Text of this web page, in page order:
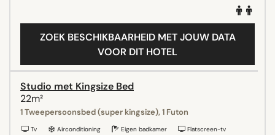
ZOEK BESCHIKBAARHEID MET JOUW DATA
VOOR DIT HOTEL
Studio met Kingsize Bed
22m²
1 Tweepersoonsbed (super kingsize), 1 Futon
Tv Airconditioning Eigen badkamer Flatscreen-tv